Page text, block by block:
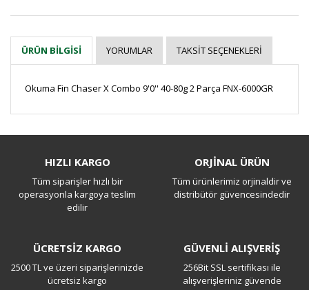
ÜRÜN BILGISI YORUMLAR TAKSIT SEÇENEKLERI
Okuma Fin Chaser X Combo 9'0'' 40-80g 2 Parça FNX-6000GR
Yorum Yaz
HIZLI KARGO
Tüm siparişler hızlı bir
operasyonla kargoya teslim
edilir
ORJİNAL ÜRÜN
Tüm ürünlerimiz orjinaldir ve
distribütör güvencesindedir
ÜCRETSİZ KARGO
2500 TL ve üzeri siparişlerinizde
ücretsiz kargo
GÜVENLİ ALIŞVERİŞ
256Bit SSL sertifikası ile
alışverişleriniz güvende